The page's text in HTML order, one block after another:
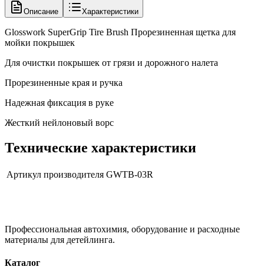
Описание Характеристики
Glosswork SuperGrip Tire Brush Прорезиненная щетка для
мойки покрышек
Для очистки покрышек от грязи и дорожного налета
Прорезиненные края и ручка
Надежная фиксация в руке
Жесткий нейлоновый ворс
Технические характеристики
Артикул производителя GWТВ-03R
Профессиональная автохимия, оборудование и расходные
материалы для детейлинга.
Каталог